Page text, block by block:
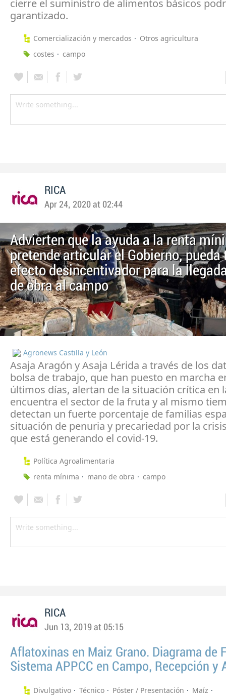
cierre el suministro de alimentos básicos
garantizado.
Comercialización y mercados
Otros agricultura
costes
campo
RICA
Apr 24, 2020 at 02:44
Advierten que la ayuda a la renta
pretende articular el Gobierno, pueda
efecto desincentivador para la
de obra al campo
Agronews Castilla y León
Asaja Aragón y Asaja Lérida a través de los
bolsa de trabajo, que han puesto en marcha
últimos días, alertan de la situación crítica en
encuentra el sector de la fruta y al mismo
detectan un fuerte porcentaje de familias
situación de penuria y precariedad por la
que está generando el covid-19.
Política Agroalimentaria
renta mínima
mano de obra campo
RICA
Jun 13, 2019 at 05:15
Aflatoxinas en Maiz Grano. Diagrama de
Sistema APPCC en Campo, Recepción y
Divulgativo Técnico Póster / Presentación
Maíz